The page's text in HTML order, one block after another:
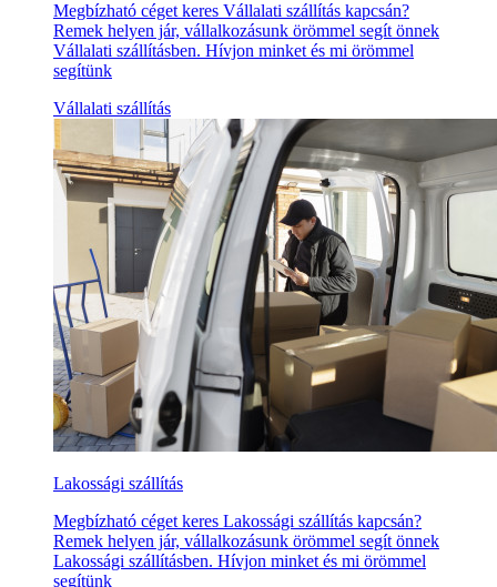
Megbízható céget keres Vállalati szállítás kapcsán?
Remek helyen jár, vállalkozásunk örömmel segít önnek
Vállalati szállításben. Hívjon minket és mi örömmel
segítünk
Vállalati szállítás
Lakossági szállítás
Megbízható céget keres Lakossági szállítás kapcsán?
Remek helyen jár, vállalkozásunk örömmel segít önnek
Lakossági szállításben. Hívjon minket és mi örömmel
segítünk